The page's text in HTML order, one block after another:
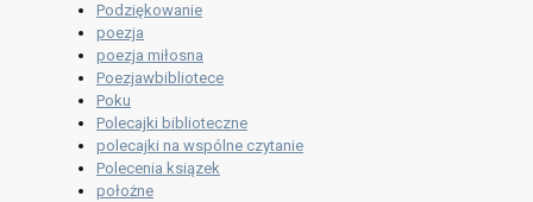
Podziękowanie
poezja
poezja miłosna
Poezjawbibliotece
Poku
Polecajki biblioteczne
polecajki na wspólne czytanie
Polecenia ksiązek
położne